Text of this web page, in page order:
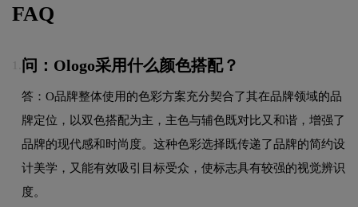
FAQ
问：Ologo采用什么颜色搭配？
答：O品牌整体使用的色彩方案充分契合了其在品牌领域的品
牌定位，以双色搭配为主，主色与辅色既对比又和谐，增强了
品牌的现代感和时尚度。这种色彩选择既传递了品牌的简约设
计美学，又能有效吸引目标受众，使标志具有较强的视觉辨识
度。